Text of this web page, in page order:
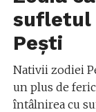
sufletul
Pești
Nativii zodiei
un plus de
întâlnirea cu